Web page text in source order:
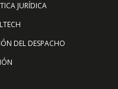
JURÍDICA
DEL DESPACHO